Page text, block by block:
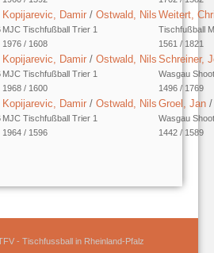
Kopijarevic, Damir / Ostwald, Nils
MJC Tischfußball Trier 1
1976 / 1608
Weitert,
Tischfußball
1561 / 1821
Kopijarevic, Damir / Ostwald, Nils
MJC Tischfußball Trier 1
1968 / 1600
Schreiner,
Wasgau
1496 / 1769
Kopijarevic, Damir / Ostwald, Nils
MJC Tischfußball Trier 1
1964 / 1596
Groel, Jan
Wasgau
1442 / 1589
- Tischfussball in Rheinland-Pfalz